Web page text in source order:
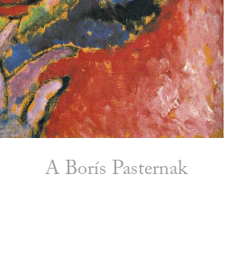
A Borís Pasternak